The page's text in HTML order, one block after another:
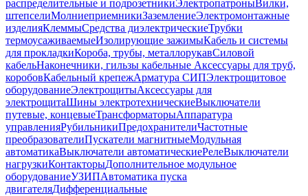
распределительные и подрозетникиЭлектропатроныВилки,
штепселиМолниеприемникиЗаземлениеЭлектромонтажные
изделияКлеммыСредства диэлектрическиеТрубки
термоусаживаемыеИзолирующие зажимыКабель и системы
для прокладкиКороба, трубы, металлорукавСиловой
кабельНаконечники, гильзы кабельные Аксессуары для труб,
коробовКабельный крепежАрматура СИПЭлектрощитовое
оборудованиеЭлектрощитыАксессуары для
электрощитаШины электротехническиеВыключатели
путевые, концевыеТрансформаторыАппаратура
управленияРубильникиПредохранителиЧастотные
преобразователиПускатели магнитныеМодульная
автоматикаВыключатели автоматическиеРелеВыключатели
нагрузкиКонтакторыДополнительное модульное
оборудованиеУЗИПАвтоматика пуска
двигателяДифференциальные